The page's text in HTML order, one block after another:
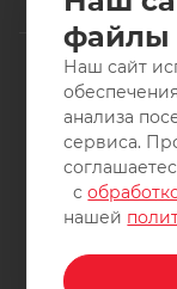
2011-2026 ©
ВелоСаратов. Не
защищены.
файлы
Наш сайт
анализа
сервиса.
с
нашей